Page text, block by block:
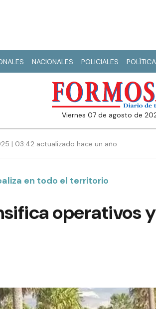
NACIONALES POLICIALES POLÍTICA
viernes 07 de agosto de
| 03:42 actualizado hace un año
en todo el territorio
operativos